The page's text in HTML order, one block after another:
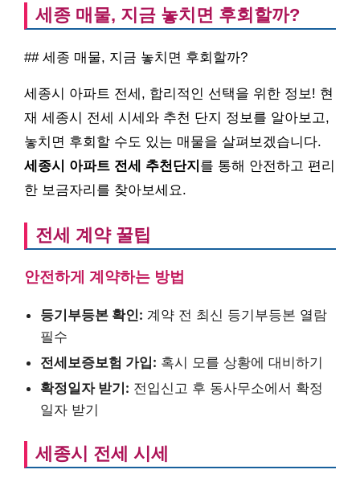
세종 매물, 지금 놓치면 후회할까?
## 세종 매물, 지금 놓치면 후회할까?
세종시 아파트 전세, 합리적인 선택을 위한 정보! 현
재 세종시 전세 시세와 추천 단지 정보를 알아보고,
놓치면 후회할 수도 있는 매물을 살펴보겠습니다.
세종시 아파트 전세 추천단지 를 통해 안전하고 편리
한 보금자리를 찾아보세요.
전세 계약 꿀팁
안전하게 계약하는 방법
등기부등본 확인: 계약 전 최신 등기부등본 열람
필수
전세보증보험 가입: 혹시 모를 상황에 대비하기
확정일자 받기: 전입신고 후 동사무소에서 확정
일자 받기
세종시 전세 시세